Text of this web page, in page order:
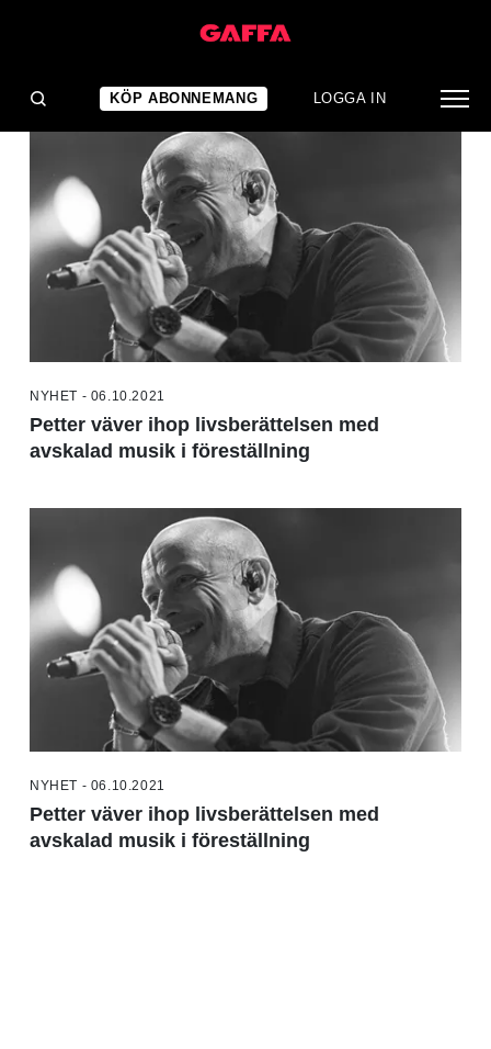
KÖP ABONNEMANG LOGGA IN
NYHET - 06.10.2021
Petter väver ihop livsberättelsen med
avskalad musik i föreställning
NYHET - 06.10.2021
Petter väver ihop livsberättelsen med
avskalad musik i föreställning